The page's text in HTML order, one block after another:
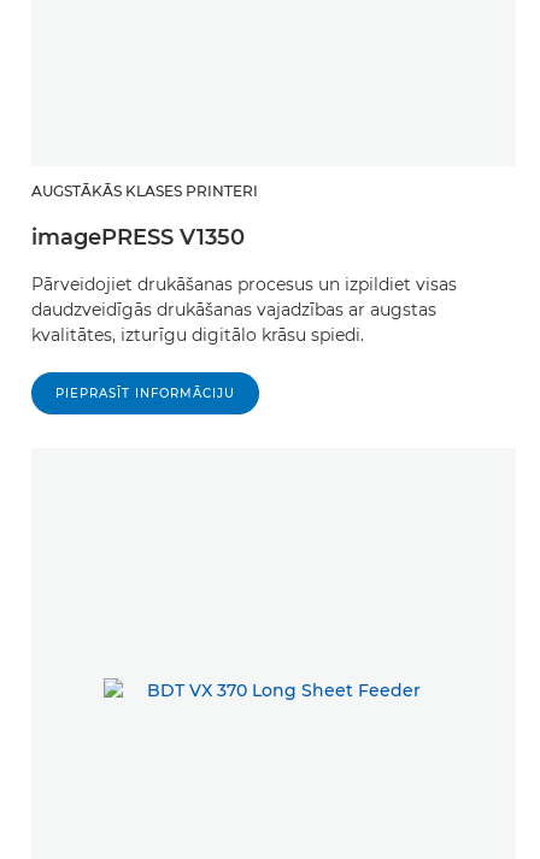
AUGSTĀKĀS KLASES PRINTERI
imagePRESS V1350
Pārveidojiet drukāšanas procesus un izpildiet visas
daudzveidīgās drukāšanas vajadzības ar augstas
kvalitātes, izturīgu digitālo krāsu spiedi.
PIEPRASĪT INFORMĀCIJU